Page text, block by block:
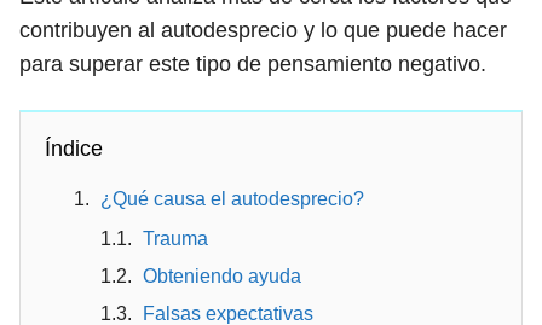
contribuyen al autodesprecio y lo que puede hacer
para superar este tipo de pensamiento negativo.
Índice
¿Qué causa el autodesprecio?
Trauma
Obteniendo ayuda
Falsas expectativas